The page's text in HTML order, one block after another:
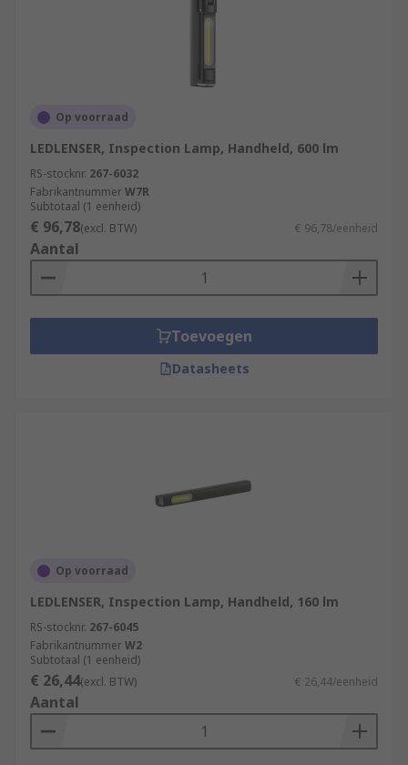
Op voorraad
LEDLENSER, Inspection Lamp, Handheld, 600 lm
RS-stocknr. 267-6032
FabrikantnummerW7R
Subtotaal (1 eenheid)
€ 96,78(excl. BTW) € 96,78/eenheid
Aantal
Toevoegen
Datasheets
Op voorraad
LEDLENSER, Inspection Lamp, Handheld, 160 lm
RS-stocknr. 267-6045
FabrikantnummerW2
Subtotaal (1 eenheid)
€ 26,44(excl. BTW) € 26,44/eenheid
Aantal